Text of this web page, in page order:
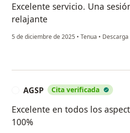
Excelente servicio. Una
relajante
5 de diciembre de 2025 • Tenua •
AGSP Cita verificada
Excelente en todos los
100%